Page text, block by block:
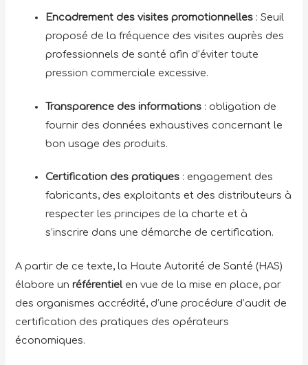
Encadrement des visites promotionnelles : Seuil
proposé de la fréquence des visites auprès des
professionnels de santé afin d’éviter toute
pression commerciale excessive.
Transparence des informations : obligation de
fournir des données exhaustives concernant le
bon usage des produits.
Certification des pratiques : engagement des
fabricants, des exploitants et des distributeurs à
respecter les principes de la charte et à
s’inscrire dans une démarche de certification.
A partir de ce texte, la Haute Autorité de Santé (HAS)
élabore unréférentiel en vue de la mise en place, par
des organismes accrédité, d’une procédure d’audit de
certification des pratiques des opérateurs
économiques.